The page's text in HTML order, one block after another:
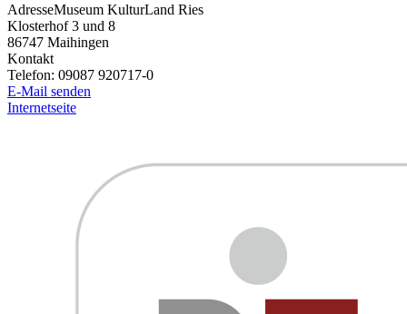
AdresseMuseum KulturLand Ries
Klosterhof 3 und 8
86747 Maihingen
Kontakt
Telefon: 09087 920717-0
E-Mail senden
Internetseite